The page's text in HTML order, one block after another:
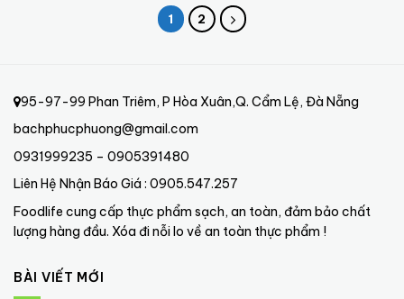
1 2
95-97-99 Phan Triêm, P Hòa Xuân,Q. Cẩm Lệ, Đà Nẵng
bachphucphuong@gmail.com
0931999235 – 0905391480
Liên Hệ Nhận Báo Giá : 0905.547.257
Foodlife cung cấp thực phẩm sạch, an toàn, đảm bảo chất
lượng hàng đầu. Xóa đi nỗi lo về an toàn thực phẩm !
BÀI VIẾT MỚI